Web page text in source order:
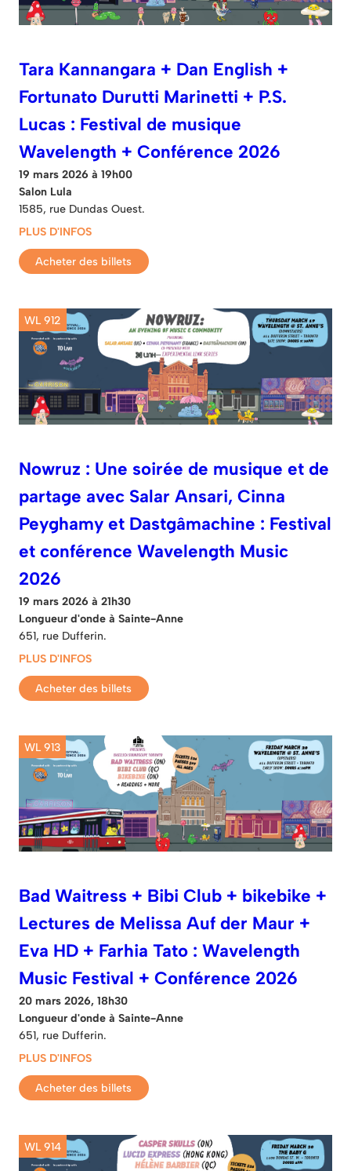
Tara Kannangara + Dan English +
Fortunato Durutti Marinetti + P.S.
Lucas : Festival de musique
Wavelength + Conférence 2026
19 mars 2026 à 19h00
Salon Lula
1585, rue Dundas Ouest.
PLUS D'INFOS
Acheter des billets
WL 912
Nowruz : Une soirée de musique et de
partage avec Salar Ansari, Cinna
Peyghamy et Dastgâmachine : Festival
et conférence Wavelength Music
2026
19 mars 2026 à 21h30
Longueur d'onde à Sainte-Anne
651, rue Dufferin.
PLUS D'INFOS
Acheter des billets
WL 913
Bad Waitress + Bibi Club + bikebike +
Lectures de Melissa Auf der Maur +
Eva HD + Farhia Tato : Wavelength
Music Festival + Conférence 2026
20 mars 2026, 18h30
Longueur d'onde à Sainte-Anne
651, rue Dufferin.
PLUS D'INFOS
Acheter des billets
WL 914